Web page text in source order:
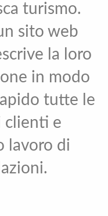
turismo.
sito web
la loro
in modo
tutte le
clienti e
lavoro di